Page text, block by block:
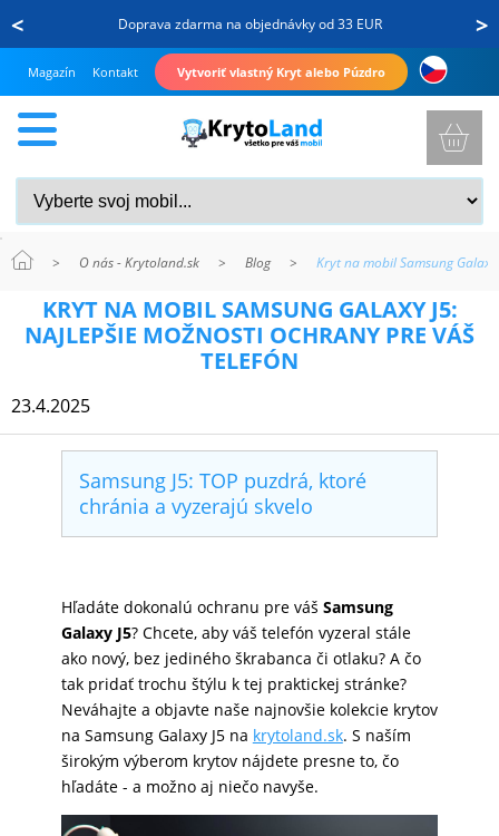
< >
Doprava zdarma na objednávky od 33 EUR
Magazín Kontakt Vytvoriť vlastný Kryt alebo Púzdro
PUZDRÁ
MOBIL
NABÍJANIE
PRODUKTY
KRYT NA MOBIL SAMSUNG GALAXY J5:
NAJLEPŠIE MOŽNOSTI OCHRANY PRE VÁŠ
TELEFÓN
23.4.2025
Samsung J5: TOP puzdrá, ktoré
chránia a vyzerajú skvelo
Hľadáte dokonalú ochranu pre váš Samsung
Galaxy J5? Chcete, aby váš telefón vyzeral stále
ako nový, bez jediného škrabanca či otlaku? A čo
tak pridať trochu štýlu k tej praktickej stránke?
Neváhajte a objavte naše najnovšie kolekcie krytov
na Samsung Galaxy J5 na krytoland.sk. S naším
širokým výberom krytov nájdete presne to, čo
hľadáte - a možno aj niečo navyše.
> O nás - Krytoland.sk > Blog > Kryt na mobil Samsung